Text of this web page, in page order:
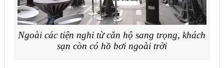
Ngoài các tiện nghi từ căn hộ sang trọng, khách
sạn còn có hồ bơi ngoài trời